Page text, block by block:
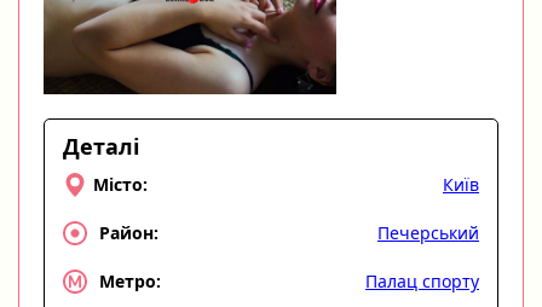
Деталі
Місто: Київ
Район: Печерський
Метро: Палац спорту